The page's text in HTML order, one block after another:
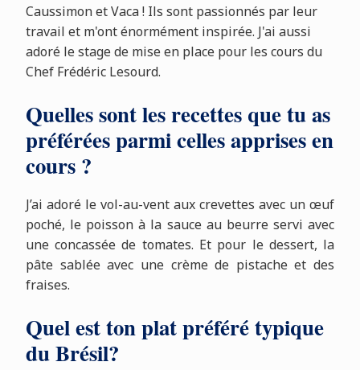
Caussimon et Vaca ! Ils sont passionnés par leur
travail et m'ont énormément inspirée. J'ai aussi
adoré le stage de mise en place pour les cours du
Chef Frédéric Lesourd.
Quelles sont les recettes que tu as
préférées parmi celles apprises en
cours ?
J’ai adoré le vol-au-vent aux crevettes avec un œuf
poché, le poisson à la sauce au beurre servi avec
une concassée de tomates. Et pour le dessert, la
pâte sablée avec une crème de pistache et des
fraises.
Quel est ton plat préféré typique
du Brésil?